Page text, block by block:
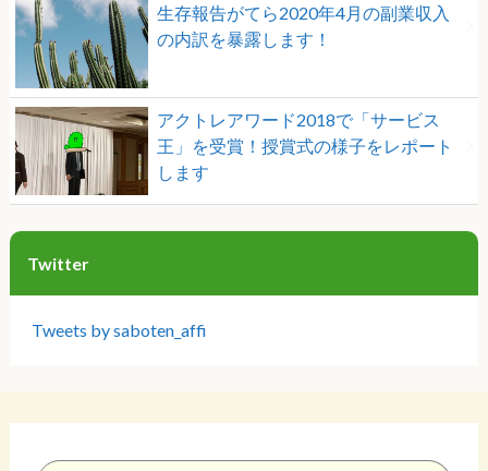
生存報告がてら2020年4月の副業収入
の内訳を暴露します！
アクトレアワード2018で「サービス
王」を受賞！授賞式の様子をレポート
します
Twitter
Tweets by saboten_affi